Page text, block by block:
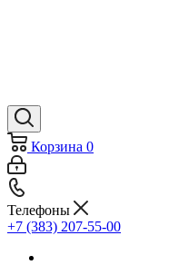
Корзина 0
Телефоны
+7 (383) 207-55-00